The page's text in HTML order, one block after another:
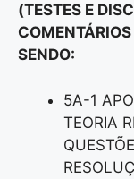
(TESTES E
SENDO:
5A-1
TEORIA